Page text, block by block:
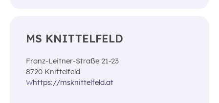
MS KNITTELFELD
Franz-Leitner-Straße 21-23
8720 Knittelfeld
Whttps://msknittelfeld.at